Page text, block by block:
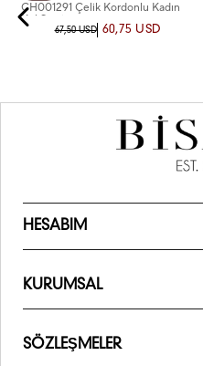
CH001291 Çelik Kordonlu Kadın
Kol Saati
67,50 USD 60,75 USD
HESABIM
KURUMSAL
SÖZLEŞMELER